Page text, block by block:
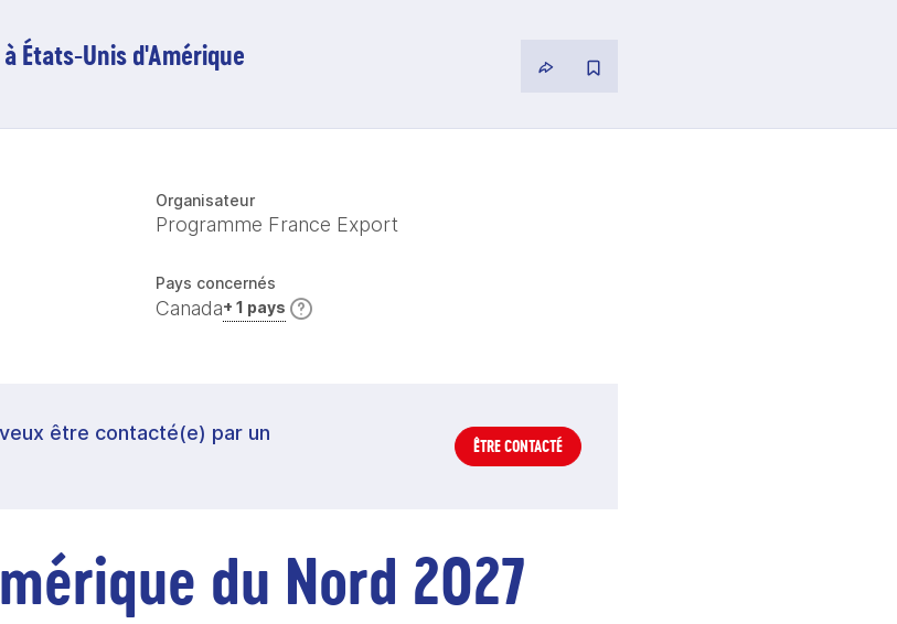
États-Unis d'Amérique
Organisateur
Programme France Export
Pays concernés
Canada+ 1 pays
être contacté(e) par un
ÊTRE CONTACTÉ
du Nord 2027